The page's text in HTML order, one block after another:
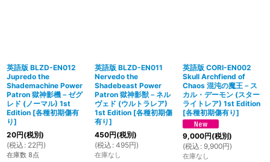
英語版 BLZD-EN012
Jupredo the
Shademachine Power
Patron 獄神影機－ゼグ
レド (ノーマル) 1st
Edition [各種初期傷有
り]
20円(税別)
(税込 : 22円)
在庫数 8点
英語版 BLZD-EN011
Nervedo the
Shadebeast Power
Patron 獄神影獣－ネル
ヴェド (ウルトラレア)
1st Edition [各種初期傷
有り]
450円(税別)
(税込 : 495円)
在庫なし
英語版 CORI-EN002
Skull Archfiend of
Chaos 混沌の魔王－ス
カル・デーモン (スター
ライトレア) 1st Edition
[各種初期傷有り]
9,000円(税別)
(税込 : 9,900円)
在庫なし